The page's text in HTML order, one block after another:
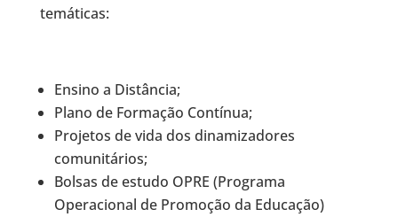
temáticas:
Ensino a Distância;
Plano de Formação Contínua;
Projetos de vida dos dinamizadores
comunitários;
Bolsas de estudo OPRE (Programa
Operacional de Promoção da Educação)